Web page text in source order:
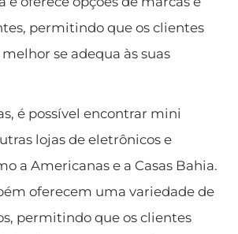
permitindo que os clientes
se adequa às suas
é possível encontrar mini
lojas de eletrônicos e
a Americanas e a Casas Bahia.
oferecem uma variedade de
permitindo que os clientes